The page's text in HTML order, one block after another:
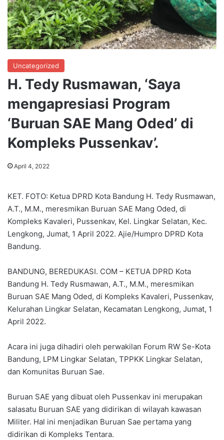
Uncategorized
H. Tedy Rusmawan, ‘Saya
mengapresiasi Program
‘Buruan SAE Mang Oded’ di
Kompleks Pussenkav’.
April 4, 2022
KET. FOTO: Ketua DPRD Kota Bandung H. Tedy Rusmawan,
A.T., M.M., meresmikan Buruan SAE Mang Oded, di
Kompleks Kavaleri, Pussenkav, Kel. Lingkar Selatan, Kec.
Lengkong, Jumat, 1 April 2022. Ajie/Humpro DPRD Kota
Bandung.
BANDUNG, BEREDUKASI. COM – KETUA DPRD Kota
Bandung H. Tedy Rusmawan, A.T., M.M., meresmikan
Buruan SAE Mang Oded, di Kompleks Kavaleri, Pussenkav,
Kelurahan Lingkar Selatan, Kecamatan Lengkong, Jumat, 1
April 2022.
Acara ini juga dihadiri oleh perwakilan Forum RW Se-Kota
Bandung, LPM Lingkar Selatan, TPPKK Lingkar Selatan,
dan Komunitas Buruan Sae.
Buruan SAE yang dibuat oleh Pussenkav ini merupakan
salasatu Buruan SAE yang didirikan di wilayah kawasan
Militer. Hal ini menjadikan Buruan Sae pertama yang
didirikan di Kompleks Tentara.